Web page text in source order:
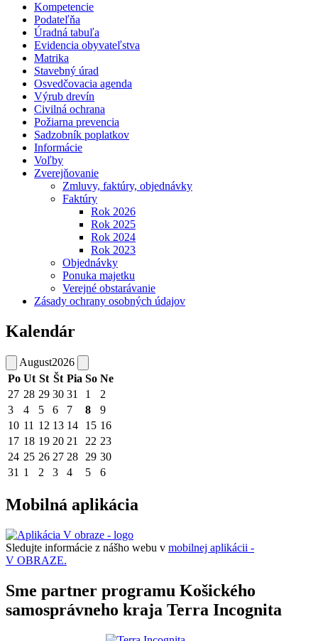
Kompetencie
Podateľňa
Úradná tabuľa
Evidencia obyvateľstva
Matrika
Stavebný úrad
Osvedčovacia agenda
Výrub drevín
Civilná ochrana
Požiarna prevencia
Sadzobník poplatkov
Informácie
Voľby
Zverejňovanie
Zmluvy, faktúry, objednávky
Faktúry
Rok 2026
Rok 2025
Rok 2024
Rok 2023
Objednávky
Ponuka majetku
Verejné obstarávanie
Zásady ochrany osobných údajov
Kalendár
August2026
Po Ut St Št Pia So Ne
27 28 29 30 31 1
2
3
4 5 6 7 8
9
10 11 12 13 14 15 16
17 18 19 20 21 22 23
24 25 26 27 28 29 30
31 1 2 3 4 5 6
Mobilná aplikácia
Sledujte informácie z nášho webu v mobilnej aplikácii -
V OBRAZE.
Sme partner programu Košického
samosprávneho kraja Terra Incognita